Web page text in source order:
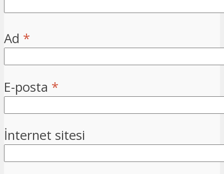
Ad *
E-posta *
İnternet sitesi